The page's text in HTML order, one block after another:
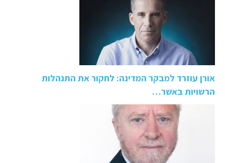
אורן עוזרד למבקר המדינה: לחקור את התנהלות
הרשויות באשר…